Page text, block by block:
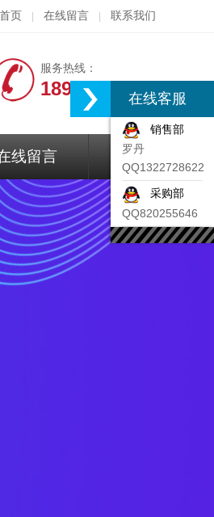
页 在线留言 联系我们
服务热线：
18917074297
线留言 联系我们
在线客服
销售部
罗丹
QQ1322728622
采购部
QQ820255646